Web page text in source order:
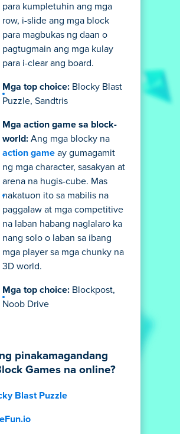
para kumpletuhin ang mga
row, i-slide ang mga block
para magbukas ng daan o
pagtugmain ang mga kulay
para i-clear ang board.
Mga top choice: Blocky Blast
Puzzle, Sandtris
Mga action game sa block-
world: Ang mga blocky na
action game ay gumagamit
ng mga character, sasakyan at
arena na hugis-cube. Mas
nakatuon ito sa mabilis na
paggalaw at mga competitive
na laban habang naglalaro ka
nang solo o laban sa ibang
mga player sa mga chunky na
3D world.
Mga top choice: Blockpost,
Noob Drive
pinakamagandang
Games na online?
Blast Puzzle